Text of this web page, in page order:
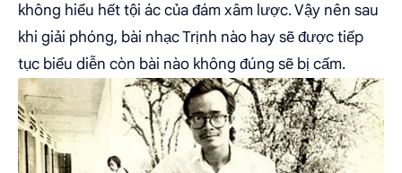
không hiểu hết tội ác của đám xâm lược. Vậy nên sau
khi giải phóng, bài nhạc Trịnh nào hay sẽ được tiếp
tục biểu diễn còn bài nào không đúng sẽ bị cấm.